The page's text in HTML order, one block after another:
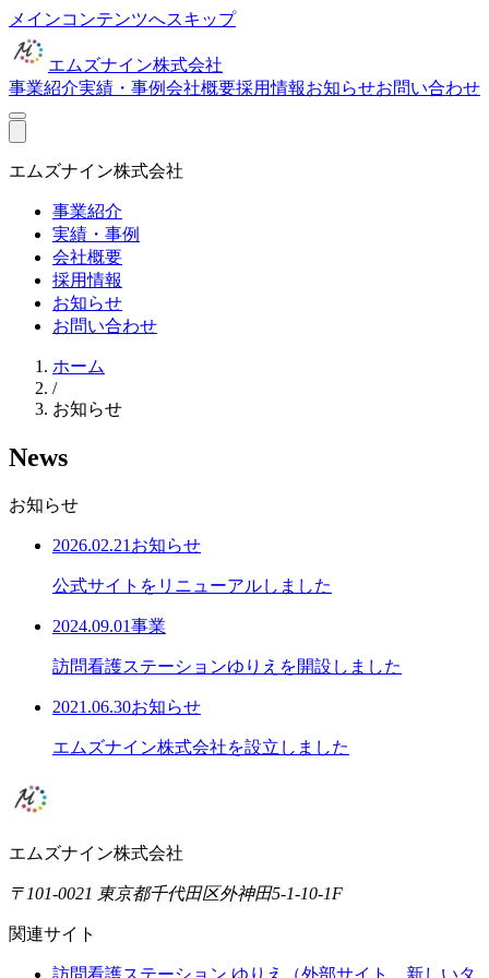
メインコンテンツへスキップ
エムズナイン株式会社
事業紹介実績・事例会社概要採用情報お知らせお問い合わせ
エムズナイン株式会社
事業紹介
実績・事例
会社概要
採用情報
お知らせ
お問い合わせ
ホーム
/
お知らせ
News
お知らせ
2026.02.21 お知らせ
公式サイトをリニューアルしました
2024.09.01事業
訪問看護ステーションゆりえを開設しました
2021.06.30お知らせ
エムズナイン株式会社を設立しました
エムズナイン株式会社
〒 101-0021 東京都千代田区外神田5-1-10-1F
関連サイト
訪問看護ステーション ゆりえ （外部サイト、新しいタ